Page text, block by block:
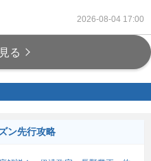
2026-08-04 17:00
る
ン先行攻略